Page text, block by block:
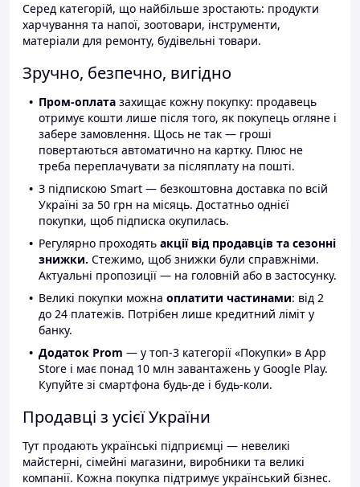
Серед категорій, що найбільше зростають: продукти
харчування та напої, зоотовари, інструменти,
матеріали для ремонту, будівельні товари.
Зручно, безпечно, вигідно
Пром-оплата захищає кожну покупку: продавець
отримує кошти лише після того, як покупець огляне і
забере замовлення. Щось не так — гроші
повертаються автоматично на картку. Плюс не
треба переплачувати за післяплату на пошті.
З підпискою Smart — безкоштовна доставка по всій
Україні за 50 грн на місяць. Достатньо однієї
покупки, щоб підписка окупилась.
Регулярно проходять акції від продавців та сезонні
знижки. Стежимо, щоб знижки були справжніми.
Актуальні пропозиції — на головній або в застосунку.
Великі покупки можна оплатити частинами: від 2
до 24 платежів. Потрібен лише кредитний ліміт у
банку.
Додаток Prom — у топ-3 категорії «Покупки» в App
Store і має понад 10 млн завантажень у Google Play.
Купуйте зі смартфона будь-де і будь-коли.
Продавці з усієї України
Тут продають українські підприємці — невеликі
майстерні, сімейні магазини, виробники та великі
компанії. Кожна покупка підтримує український бізнес.